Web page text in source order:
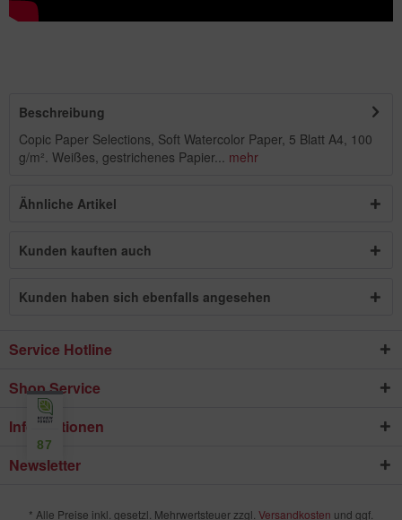
Beschreibung
Copic Paper Selections, Soft Watercolor Paper, 5 Blatt A4, 100
g/m². Weißes, gestrichenes Papier...
mehr
Ähnliche Artikel
Kunden kauften auch
Kunden haben sich ebenfalls angesehen
Service Hotline
Shop Service
Informationen
Newsletter
* Alle Preise inkl. gesetzl. Mehrwertsteuer zzgl. Versandkosten und ggf.
87